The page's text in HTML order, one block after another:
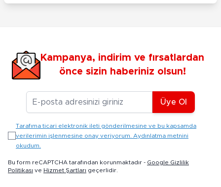
Kampanya, indirim ve fırsatlardan
önce sizin haberiniz olsun!
E-posta Adresiniz
Üye Ol
Tarafıma ticari elektronik ileti gönderilmesine ve bu kapsamda
verilerimin işlenmesine onay veriyorum. Aydınlatma metnini
okudum.
Bu form reCAPTCHA tarafından korunmaktadır - Google Gizlilik
Politikası ve Hizmet Şartları geçerlidir.